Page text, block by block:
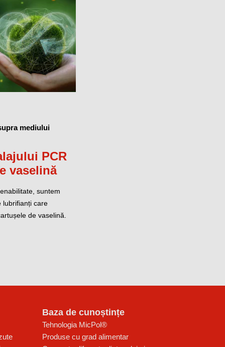
mediului
PCR
vaselină
suntem
lubrifianți care
de vaselină.
Baza de cunoștințe
Tehnologia MicPol®
Produse cu grad alimentar